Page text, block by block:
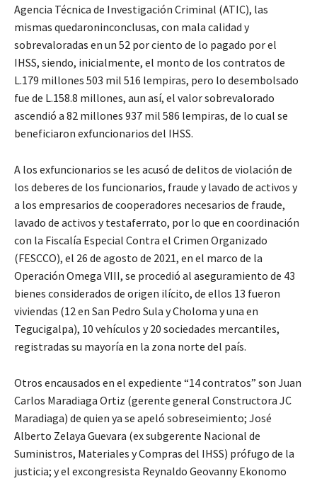
Agencia Técnica de Investigación Criminal (ATIC), las
mismas quedaroninconclusas, con mala calidad y
sobrevaloradas en un 52 por ciento de lo pagado por el
IHSS, siendo, inicialmente, el monto de los contratos de
L.179 millones 503 mil 516 lempiras, pero lo desembolsado
fue de L.158.8 millones, aun así, el valor sobrevalorado
ascendió a 82 millones 937 mil 586 lempiras, de lo cual se
beneficiaron exfuncionarios del IHSS.
A los exfuncionarios se les acusó de delitos de violación de
los deberes de los funcionarios, fraude y lavado de activos y
a los empresarios de cooperadores necesarios de fraude,
lavado de activos y testaferrato, por lo que en coordinación
con la Fiscalía Especial Contra el Crimen Organizado
(FESCCO), el 26 de agosto de 2021, en el marco de la
Operación Omega VIII, se procedió al aseguramiento de 43
bienes considerados de origen ilícito, de ellos 13 fueron
viviendas (12 en San Pedro Sula y Choloma y una en
Tegucigalpa), 10 vehículos y 20 sociedades mercantiles,
registradas su mayoría en la zona norte del país.
Otros encausados en el expediente “14 contratos” son Juan
Carlos Maradiaga Ortiz (gerente general Constructora JC
Maradiaga) de quien ya se apeló sobreseimiento; José
Alberto Zelaya Guevara (ex subgerente Nacional de
Suministros, Materiales y Compras del IHSS) prófugo de la
justicia; y el excongresista Reynaldo Geovanny Ekonomo